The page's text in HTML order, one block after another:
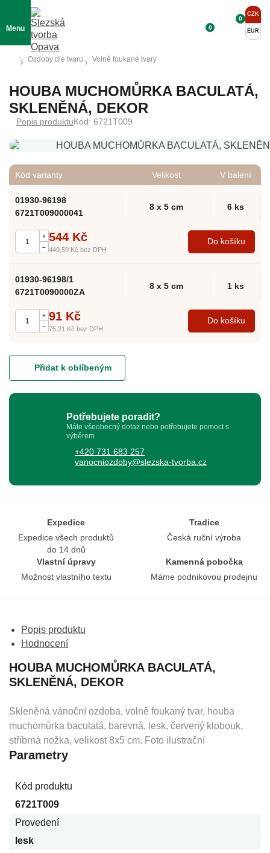
Menu 0
CZK
EUR
0
Ozdoby dle tvaru Volně foukané tvary
HOUBA MUCHOMŮRKA BACULATÁ,
SKLENĚNÁ, DEKOR
Popis produktuKód: 6721T009
Kód varianty Velikost V balení
01930-96198
6721T009000041
8 x 5 cm 6 ks
+
–
544 Kč
449,59 Kč bez DPH
Do košíku
01930-96198/1
6721T0090000ZA
8 x 5 cm 1 ks
+
–
91 Kč
75,21 Kč bez DPH
Do košíku
Přidat k oblíbeným
Potřebujete poradit?
Máte všeobecný dotaz nebo potřebujete pomoct s
výběrem
+420 731 683 257
vanocniozdoby@slezska-tvorba.cz
Expedice
Expedice všech produktů
do 14 dnů
Tradice
Česká ruční výroba
Vlastní úpravy
Možnost vlastního textu
Kamenná pobočka
Máme podnikovou prodejnu
Popis produktu
Hodnocení
HOUBA MUCHOMŮRKA BACULATÁ,
SKLENĚNÁ, DEKOR
Skleněná vánoční ozdoba, volně foukaný tvar, houba
muchomůrka baculatá, barevná, lesk, červený klobouk,
stříbrná nožka, velikost 8x5 cm. Foto ilustrační
Parametry
Kód produktu
6721T009
Provedení
lesk